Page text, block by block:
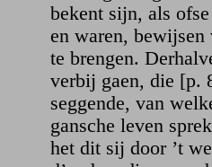
bekent sijn, als
en waren, bewijsen
te brengen.
verbij gaen, die [p.
seggende, van
gansche leven
het dit sij door ’t